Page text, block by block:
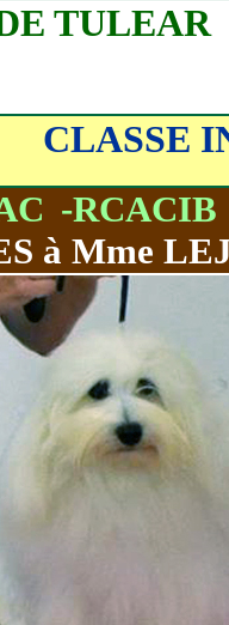
TULEAR
CLASSE
-RCACIB
à Mme